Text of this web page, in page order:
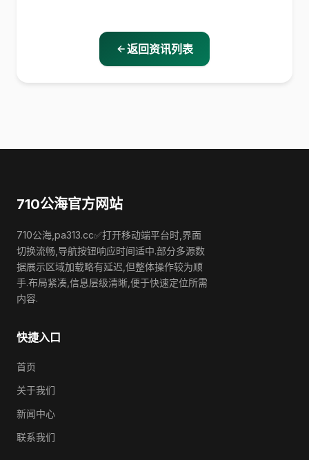
返回资讯列表
710公海官方网站
710公海,pa313.cc✅打开移动端平台时,界面
切换流畅,导航按钮响应时间适中.部分多源数
据展示区域加载略有延迟,但整体操作较为顺
手.布局紧凑,信息层级清晰,便于快速定位所需
内容.
快捷入口
首页
关于我们
新闻中心
联系我们